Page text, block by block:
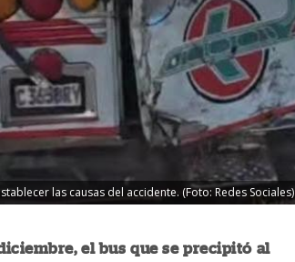
las causas del accidente. (Foto: Redes Sociales)
el bus que se precipitó al